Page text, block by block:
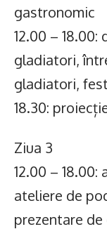
gastronomic
12.00 –
gladiatori,
gladiatori,
18.30:
Ziua 3
12.00 –
ateliere de
prezentare